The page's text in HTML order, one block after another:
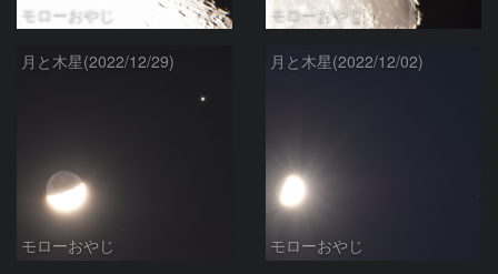
モローおやじ モローおやじ
月と木星(2022/12/29)
モローおやじ
月と木星(2022/12/02)
モローおやじ